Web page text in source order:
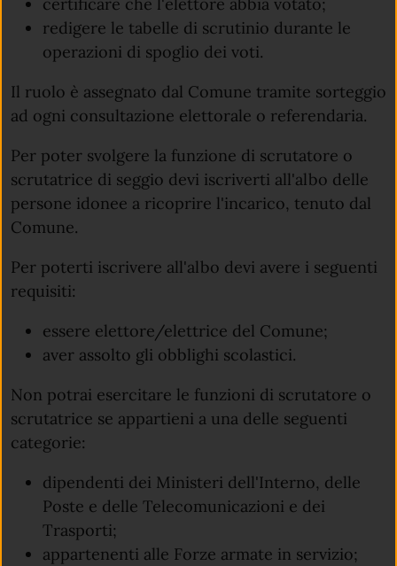
redigere le tabelle di scrutinio durante le
operazioni di spoglio dei voti.
Il ruolo è assegnato dal Comune tramite sorteggio
ad ogni consultazione elettorale o referendaria.
Per poter svolgere la funzione di scrutatore o
scrutatrice di seggio devi iscriverti all'albo delle
persone idonee a ricoprire l'incarico, tenuto dal
Comune.
Per poterti iscrivere all'albo devi avere i seguenti
requisiti:
essere elettore/elettrice del Comune;
aver assolto gli obblighi scolastici.
Non potrai esercitare le funzioni di scrutatore o
scrutatrice se appartieni a una delle seguenti
categorie:
dipendenti dei Ministeri dell'Interno, delle
Poste e delle Telecomunicazioni e dei
Trasporti;
appartenenti alle Forze armate in servizio;